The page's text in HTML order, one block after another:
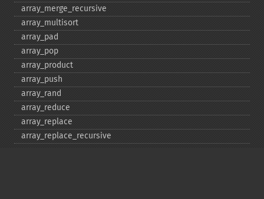
array_​merge_​recursive
array_​multisort
array_​pad
array_​pop
array_​product
array_​push
array_​rand
array_​reduce
array_​replace
array_​replace_​recursive